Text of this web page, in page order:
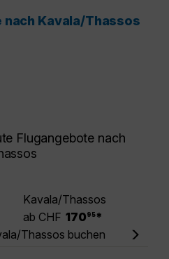
nach Kavala/Thassos
Flugangebote nach
Kavala/Thassos
ab CHF 170 95 *
Thassos buchen